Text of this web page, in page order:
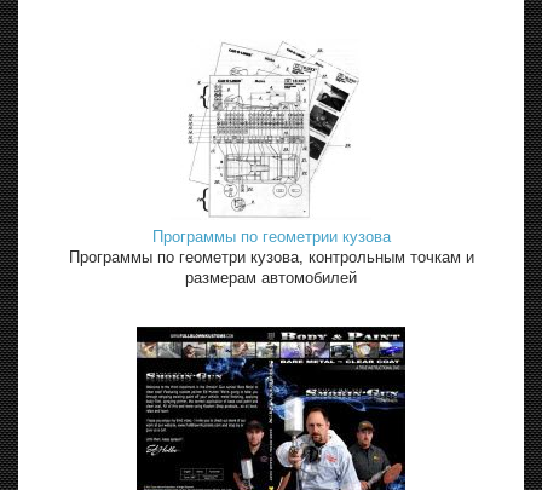
Программы по геометрии кузова
Программы по геометри кузова, контрольным точкам и
размерам автомобилей